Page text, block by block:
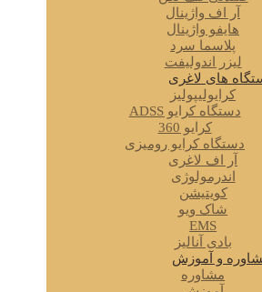
آر اف واژینال
هایفو واژینال
پلاسما سرد
لیزر اندولیفت
های لاغری
کرایولیپولیز
دستگاه کرایو ADSS
کرایو 360
دستگاه کرایو رومیزی
آر اف لاغری
اندرمولوژی
کویتیشن
شاک ویو
EMS
بادی آنالیز
و آموزش
مشاوره